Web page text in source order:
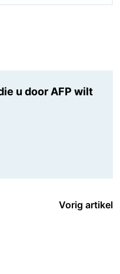
u door AFP wilt
Vorig artikel